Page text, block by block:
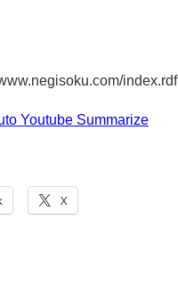
index.rdf
Youtube Summarize
X